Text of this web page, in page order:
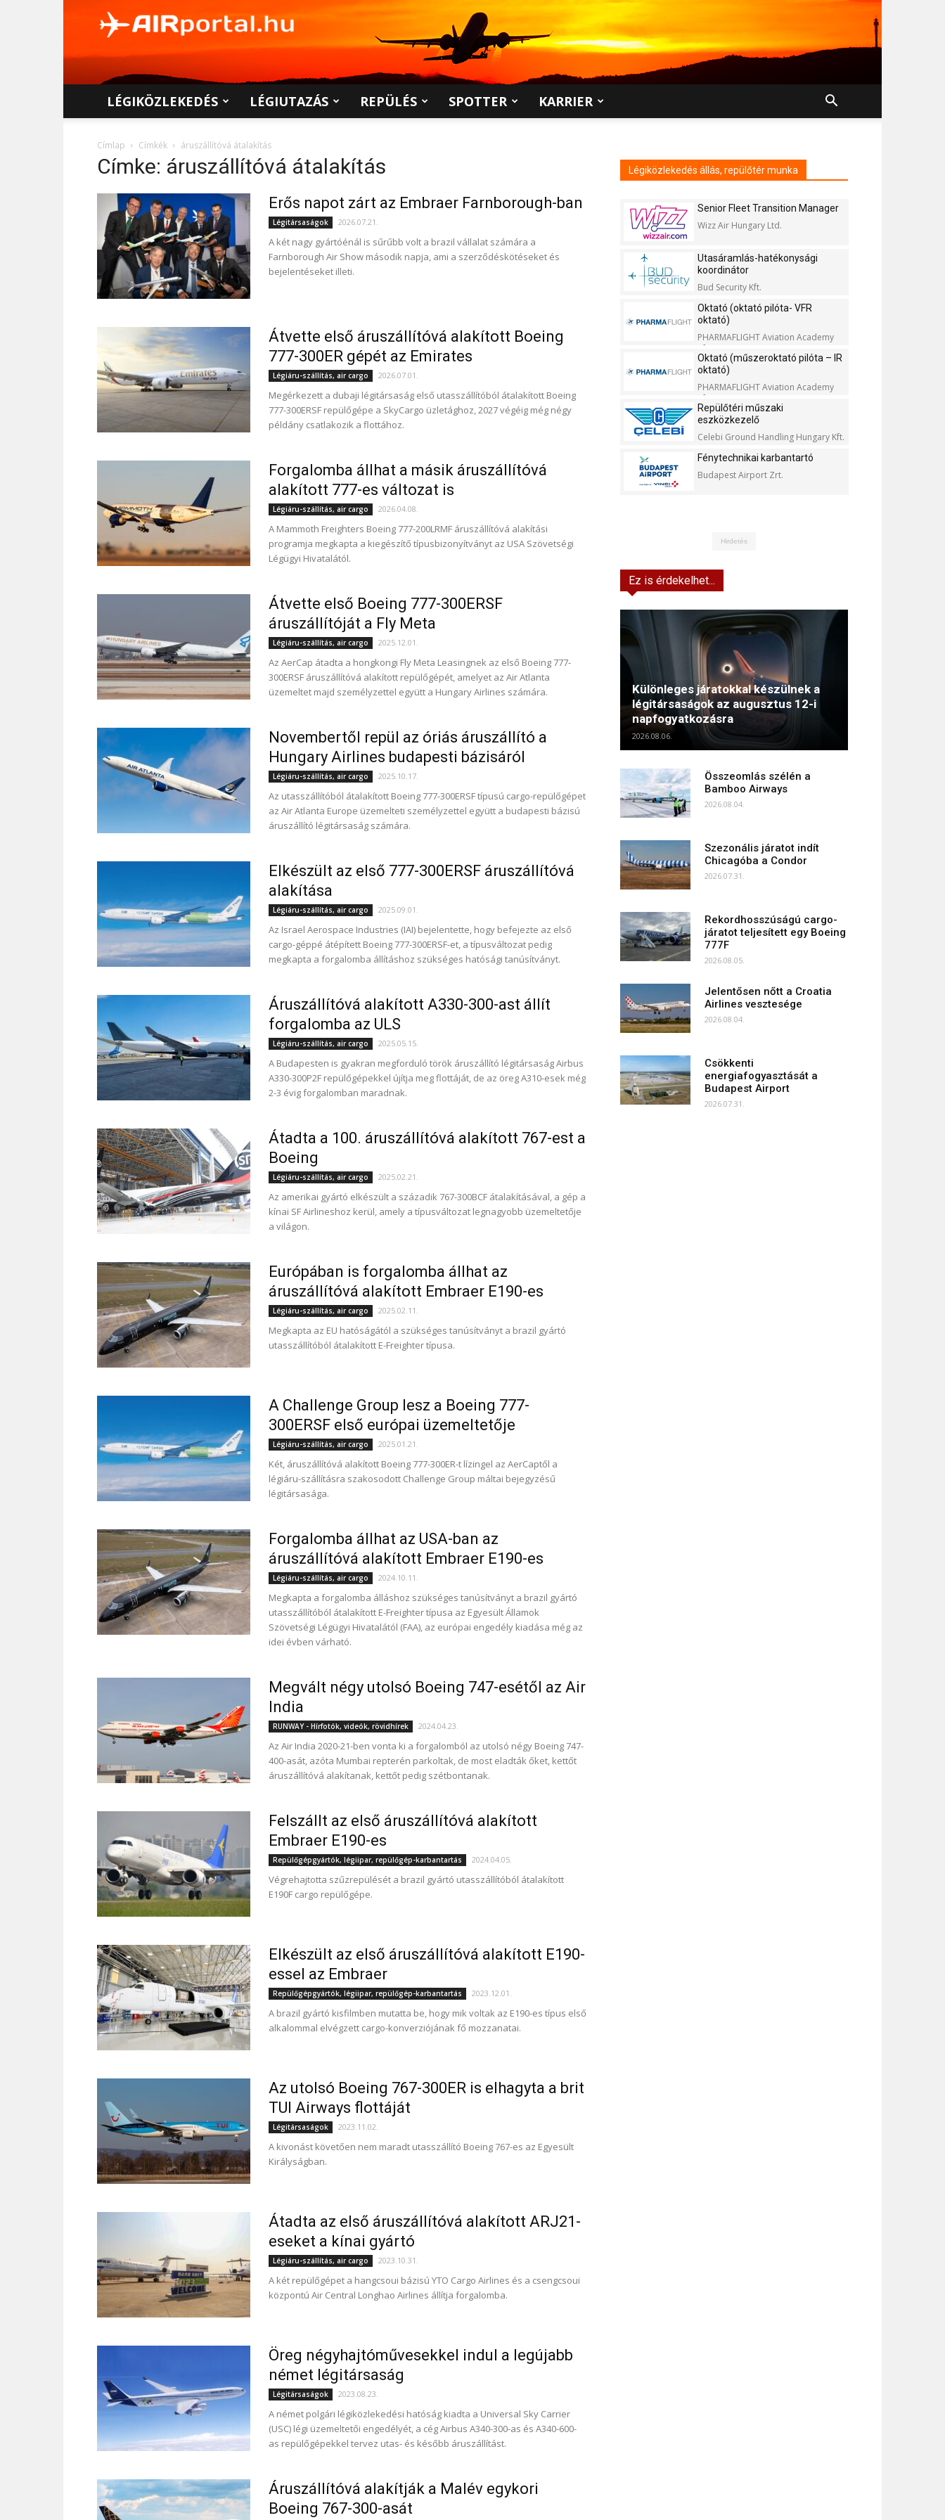
LÉGIKÖZLEKEDÉS LÉGIUTAZÁS REPÜLÉS SPOTTER KARRIER
Címlap Címkék áruszállítóvá átalakítás
Címke: áruszállítóvá átalakítás
Erős napot zárt az Embraer Farnborough-ban
Légitársaságok 2026.07.21.
A két nagy gyártóénál is sűrűbb volt a brazil vállalat számára a
Farnborough Air Show második napja, ami a szerződéskötéseket és
bejelentéseket illeti.
Átvette első áruszállítóvá alakított Boeing
777-300ER gépét az Emirates
Légiáru-szállítás, air cargo 2026.07.01.
Megérkezett a dubaji légitársaság első utasszállítóból átalakított Boeing
777-300ERSF repülőgépe a SkyCargo üzletághoz, 2027 végéig még négy
példány csatlakozik a flottához.
Forgalomba állhat a másik áruszállítóvá
alakított 777-es változat is
Légiáru-szállítás, air cargo 2026.04.08.
A Mammoth Freighters Boeing 777-200LRMF áruszállítóvá alakítási
programja megkapta a kiegészítő típusbizonyítványt az USA Szövetségi
Légügyi Hivatalától.
Átvette első Boeing 777-300ERSF
áruszállítóját a Fly Meta
Légiáru-szállítás, air cargo 2025.12.01.
Az AerCap átadta a hongkongi Fly Meta Leasingnek az első Boeing 777-
300ERSF áruszállítóvá alakított repülőgépét, amelyet az Air Atlanta
üzemeltet majd személyzettel együtt a Hungary Airlines számára.
Novembertől repül az óriás áruszállító a
Hungary Airlines budapesti bázisáról
Légiáru-szállítás, air cargo 2025.10.17.
Az utasszállítóból átalakított Boeing 777-300ERSF típusú cargo-repülőgépet
az Air Atlanta Europe üzemelteti személyzettel együtt a budapesti bázisú
áruszállító légitársaság számára.
Elkészült az első 777-300ERSF áruszállítóvá
alakítása
Légiáru-szállítás, air cargo 2025.09.01.
Az Israel Aerospace Industries (IAI) bejelentette, hogy befejezte az első
cargo-géppé átépített Boeing 777-300ERSF-et, a típusváltozat pedig
megkapta a forgalomba állításhoz szükséges hatósági tanúsítványt.
Áruszállítóvá alakított A330-300-ast állít
forgalomba az ULS
Légiáru-szállítás, air cargo 2025.05.15.
A Budapesten is gyakran megforduló török áruszállító légitársaság Airbus
A330-300P2F repülőgépekkel újítja meg flottáját, de az öreg A310-esek még
2-3 évig forgalomban maradnak.
Átadta a 100. áruszállítóvá alakított 767-est a
Boeing
Légiáru-szállítás, air cargo 2025.02.21.
Az amerikai gyártó elkészült a századik 767-300BCF átalakításával, a gép a
kínai SF Airlineshoz kerül, amely a típusváltozat legnagyobb üzemeltetője
a világon.
Európában is forgalomba állhat az
áruszállítóvá alakított Embraer E190-es
Légiáru-szállítás, air cargo 2025.02.11.
Megkapta az EU hatóságától a szükséges tanúsítványt a brazil gyártó
utasszállítóból átalakított E-Freighter típusa.
A Challenge Group lesz a Boeing 777-
300ERSF első európai üzemeltetője
Légiáru-szállítás, air cargo 2025.01.21.
Két, áruszállítóvá alakított Boeing 777-300ER-t lízingel az AerCaptől a
légiáru-szállításra szakosodott Challenge Group máltai bejegyzésű
légitársasága.
Forgalomba állhat az USA-ban az
áruszállítóvá alakított Embraer E190-es
Légiáru-szállítás, air cargo 2024.10.11.
Megkapta a forgalomba álláshoz szükséges tanúsítványt a brazil gyártó
utasszállítóból átalakított E-Freighter típusa az Egyesült Államok
Szövetségi Légügyi Hivatalától (FAA), az európai engedély kiadása még az
idei évben várható.
Megvált négy utolsó Boeing 747-esétől az Air
India
RUNWAY - Hírfotók, videók, rövidhírek 2024.04.23.
Az Air India 2020-21-ben vonta ki a forgalomból az utolsó négy Boeing 747-
400-asát, azóta Mumbai repterén parkoltak, de most eladták őket, kettőt
áruszállítóvá alakítanak, kettőt pedig szétbontanak.
Felszállt az első áruszállítóvá alakított
Embraer E190-es
Repülőgépgyártók, légiipar, repülőgép-karbantartás 2024.04.05.
Végrehajtotta szűzrepülését a brazil gyártó utasszállítóból átalakított
E190F cargo repülőgépe.
Elkészült az első áruszállítóvá alakított E190-
essel az Embraer
Repülőgépgyártók, légiipar, repülőgép-karbantartás 2023.12.01.
A brazil gyártó kisfilmben mutatta be, hogy mik voltak az E190-es típus első
alkalommal elvégzett cargo-konverziójának fő mozzanatai.
Az utolsó Boeing 767-300ER is elhagyta a brit
TUI Airways flottáját
Légitársaságok 2023.11.02.
A kivonást követően nem maradt utasszállító Boeing 767-es az Egyesült
Királyságban.
Átadta az első áruszállítóvá alakított ARJ21-
eseket a kínai gyártó
Légiáru-szállítás, air cargo 2023.10.31.
A két repülőgépet a hangcsoui bázisú YTO Cargo Airlines és a csengcsoui
központú Air Central Longhao Airlines állítja forgalomba.
Öreg négyhajtóművesekkel indul a legújabb
német légitársaság
Légitársaságok 2023.08.23.
A német polgári légiközlekedési hatóság kiadta a Universal Sky Carrier
(USC) légi üzemeltetői engedélyét, a cég Airbus A340-300-as és A340-600-
as repülőgépekkel tervez utas- és később áruszállítást.
Áruszállítóvá alakítják a Malév egykori
Boeing 767-300-asát
Légiközlekedés állás, repülőtér munka
Senior Fleet Transition Manager
Wizz Air Hungary Ltd.
Utasáramlás-hatékonysági
koordinátor
Bud Security Kft.
Oktató (oktató pilóta- VFR
oktató)
PHARMAFLIGHT Aviation Academy
Kft.
Oktató (műszeroktató pilóta – IR
oktató)
PHARMAFLIGHT Aviation Academy
Kft.
Repülőtéri műszaki
eszközkezelő
Celebi Ground Handling Hungary Kft.
Fénytechnikai karbantartó
Budapest Airport Zrt.
Hirdetés
Ez is érdekelhet...
Különleges járatokkal készülnek a
légitársaságok az augusztus 12-i
napfogyatkozásra
2026.08.06.
Összeomlás szélén a
Bamboo Airways
2026.08.04.
Szezonális járatot indít
Chicagóba a Condor
2026.07.31.
Rekordhosszúságú cargo-
járatot teljesített egy Boeing
777F
2026.08.05.
Jelentősen nőtt a Croatia
Airlines vesztesége
2026.08.04.
Csökkenti
energiafogyasztását a
Budapest Airport
2026.07.31.